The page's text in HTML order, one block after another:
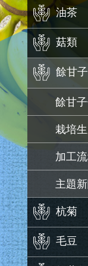
油茶
菇類
餘甘子
餘甘
栽培
加工
主題
杭菊
毛豆